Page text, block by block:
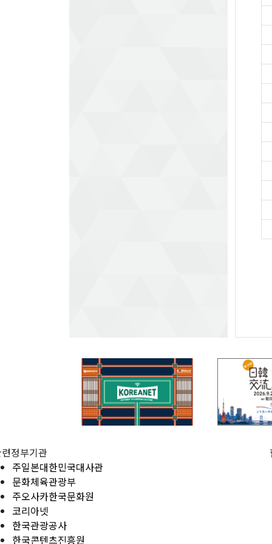
정부기관
주일본대한민국대사관
문화체육관광부
주오사카한국문화원
코리아넷
한국관광공사
한국콘텐츠진흥원